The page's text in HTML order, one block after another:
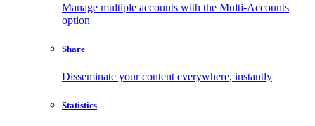
Manage multiple accounts with the Multi-Accounts
option
Share
Disseminate your content everywhere, instantly
Statistics